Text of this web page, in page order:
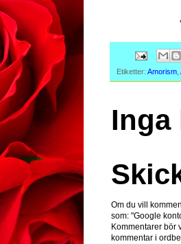
Etiketter: Amorism,
Inga
Om du vill
som: "Google
Kommentarer bör
kommentar i